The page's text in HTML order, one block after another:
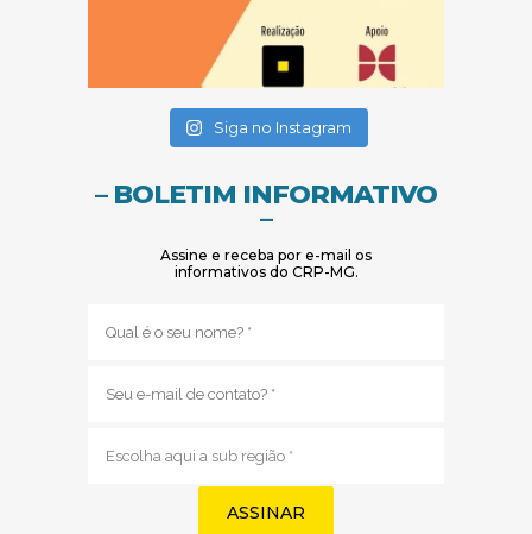
Siga no Instagram
– BOLETIM INFORMATIVO
–
Assine e receba por e-mail os
informativos do CRP-MG.
mail
região